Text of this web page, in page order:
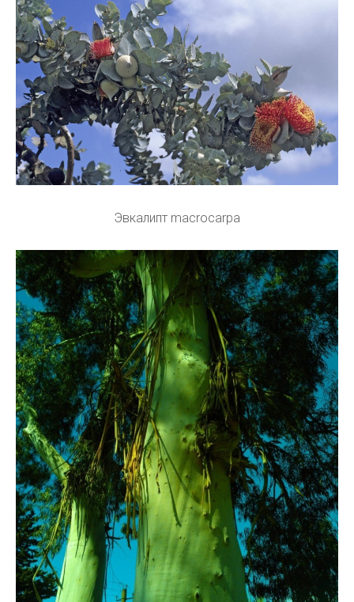
Эвкалипт macrocarpa